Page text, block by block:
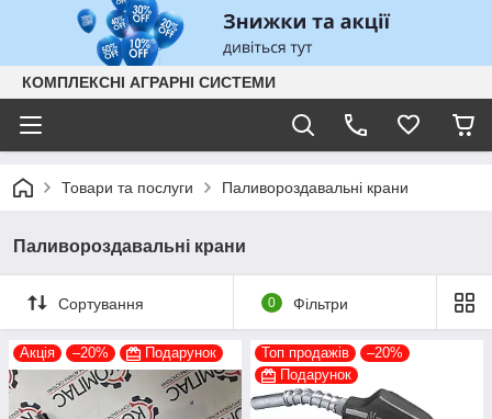
КОМПЛЕКСНІ АГРАРНІ СИСТЕМИ
Товари та послуги Паливороздавальні крани
Паливороздавальні крани
Сортування 0 Фільтри
Акція –20% Подарунок Топ продажів
–20%
Подарунок